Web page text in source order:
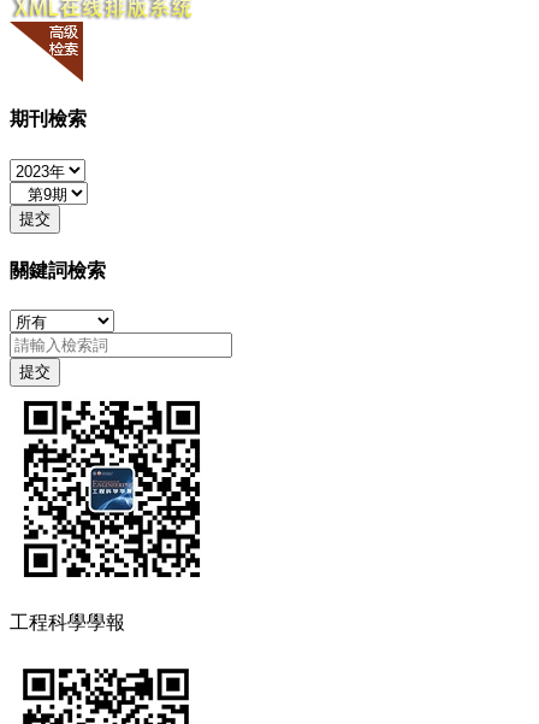
期刊檢索
關鍵詞檢索
工程科學學報